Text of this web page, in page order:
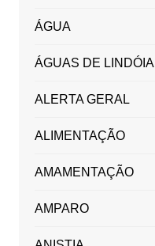
ÁGUA
ÁGUAS DE LINDÓIA
ALERTA GERAL
ALIMENTAÇÃO
AMAMENTAÇÃO
AMPARO